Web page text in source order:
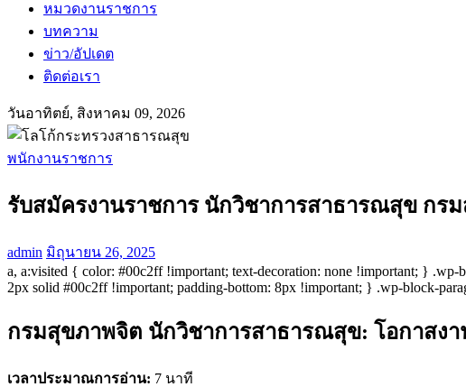
หมวดงานราชการ
บทความ
ข่าว/อัปเดต
ติดต่อเรา
วันอาทิตย์, สิงหาคม 09, 2026
พนักงานราชการ
รับสมัครงานราชการ นักวิชาการสาธารณสุข กร
admin มิถุนายน 26, 2025
a, a:visited { color: #00c2ff !important; text-decoration: none !important; }
2px solid #00c2ff !important; padding-bottom: 8px !important; } .wp-block-
กรมสุขภาพจิต นักวิชาการสาธารณสุข: โอกาสง
เวลาประมาณการอ่าน: 7 นาที